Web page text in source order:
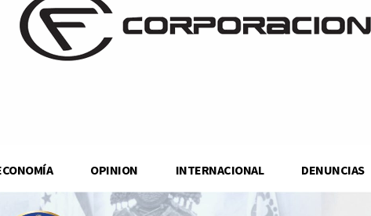
OPINION INTERNACIONAL DENUNCIAS